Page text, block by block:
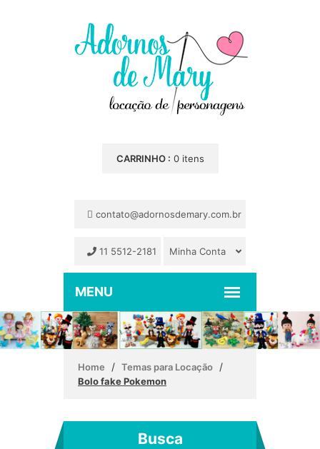
CARRINHO : 0 itens
contato@adornosdemary.com.br
11 5512-2181 Minha Conta
Home / Temas para Locação /
Bolo fake Pokemon
Busca